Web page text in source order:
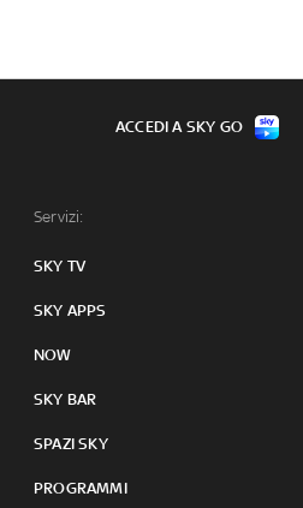
Servizi:
SKY TV
SKY APPS
NOW
SKY BAR
SPAZI SKY
PROGRAMMI
ACCEDI A SKY GO